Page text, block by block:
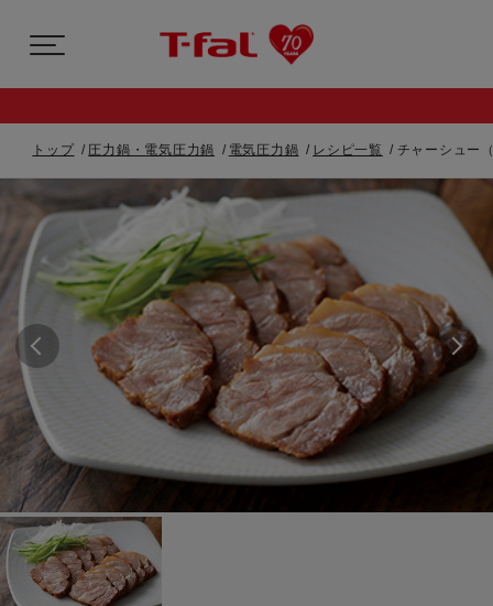
トップ 圧力鍋・電気圧力鍋 電気圧力鍋 レシピ一覧 チャーシュー